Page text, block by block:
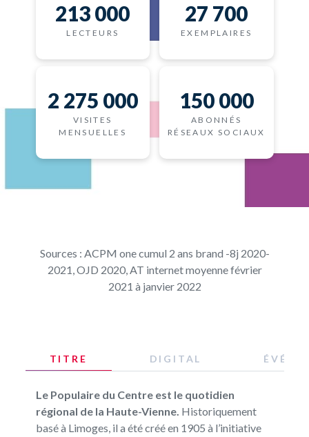
213 000
LECTEURS
27 700
EXEMPLAIRES
2 275 000
VISITES
MENSUELLES
150 000
ABONNÉS
RÉSEAUX SOCIAUX
Sources : ACPM one cumul 2 ans brand -8j 2020-
2021, OJD 2020, AT internet moyenne février
2021 à janvier 2022
TITRE DIGITAL
Le Populaire du Centre est le quotidien
régional de la Haute-Vienne. Historiquement
basé à Limoges, il a été créé en 1905 à l’initiative